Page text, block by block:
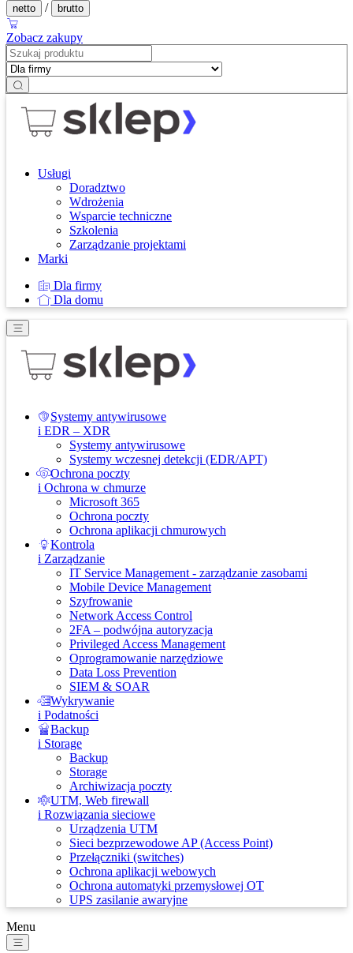
netto / brutto
Zobacz zakupy
Usługi
Doradztwo
Wdrożenia
Wsparcie techniczne
Szkolenia
Zarządzanie projektami
Marki
Dla firmy
Dla domu
Systemy antywirusowe
i EDR – XDR
Systemy antywirusowe
Systemy wczesnej detekcji (EDR/APT)
Ochrona poczty
i Ochrona w chmurze
Microsoft 365
Ochrona poczty
Ochrona aplikacji chmurowych
Kontrola
i Zarządzanie
IT Service Management - zarządzanie zasobami
Mobile Device Management
Szyfrowanie
Network Access Control
2FA – podwójna autoryzacja
Privileged Access Management
Oprogramowanie narzędziowe
Data Loss Prevention
SIEM & SOAR
Wykrywanie
i Podatności
Backup
i Storage
Backup
Storage
Archiwizacja poczty
UTM, Web firewall
i Rozwiązania sieciowe
Urządzenia UTM
Sieci bezprzewodowe AP (Access Point)
Przełączniki (switches)
Ochrona aplikacji webowych
Ochrona automatyki przemysłowej OT
UPS zasilanie awaryjne
Menu